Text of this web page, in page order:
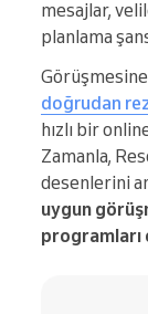
mesajlar,
planlama
doğrudan
hızlı bir
Zamanla,
desenlerini
uygun